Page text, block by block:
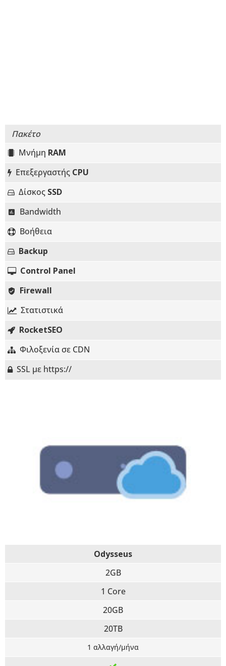
Πακέτο
Μνήμη RAM
Επεξεργαστής CPU
Δίσκος SSD
Bandwidth
Βοήθεια
Backup
Control Panel
Firewall
Στατιστικά
RocketSEO
Φιλοξενία σε CDN
SSL με https://
Odysseus
2GB
1 Core
20GB
20TB
1 αλλαγή/μήνα